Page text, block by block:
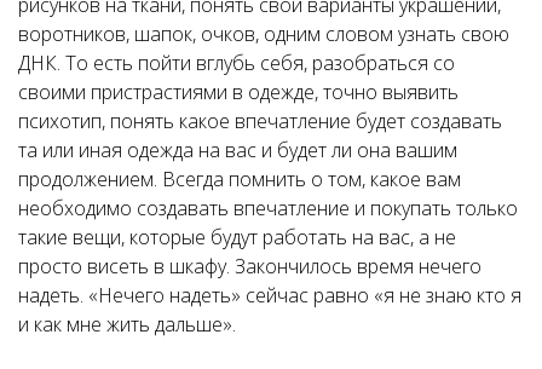
рисунков на ткани, понять свои варианты украшений,
воротников, шапок, очков, одним словом узнать свою
ДНК. То есть пойти вглубь себя, разобраться со
своими пристрастиями в одежде, точно выявить
психотип, понять какое впечатление будет создавать
та или иная одежда на вас и будет ли она вашим
продолжением. Всегда помнить о том, какое вам
необходимо создавать впечатление и покупать только
такие вещи, которые будут работать на вас, а не
просто висеть в шкафу. Закончилось время нечего
надеть. «Нечего надеть» сейчас равно «я не знаю кто я
и как мне жить дальше».